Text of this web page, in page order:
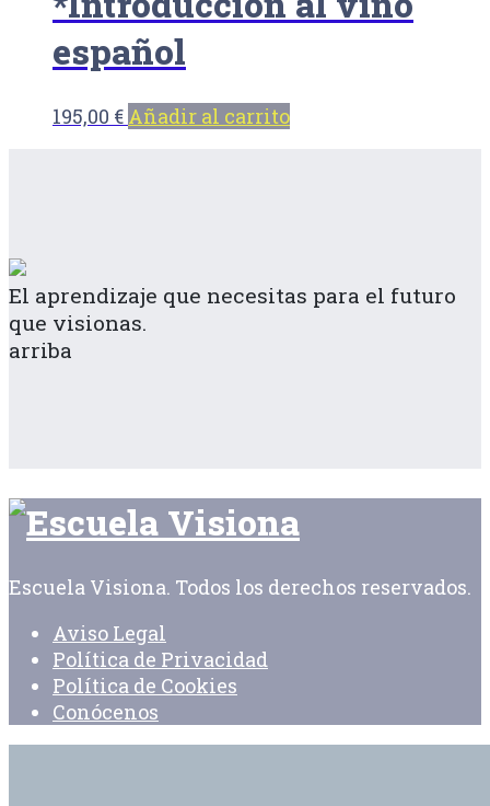
español
195,00 € Añadir al carrito
El aprendizaje que necesitas para el futuro
que visionas.
arriba
Escuela Visiona. Todos los derechos reservados.
Aviso Legal
Política de Privacidad
Política de Cookies
Conócenos